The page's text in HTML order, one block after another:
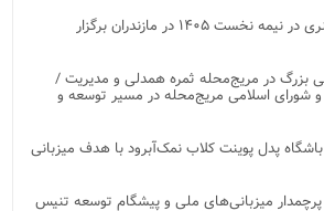
رویدادهای شاخص هنری در نیمه نخست ۱۴۰۵ در مازندران برگزار
بزرگ در مریج‌محله ثمره همدلی و مدیریت /
و شورای اسلامی مریج‌محله در مسیر توسعه و
پدل پوینت کلاب نمک‌آبرود با هدف میزبانی
میزبانی‌های ملی و پیشگام توسعه تنیس